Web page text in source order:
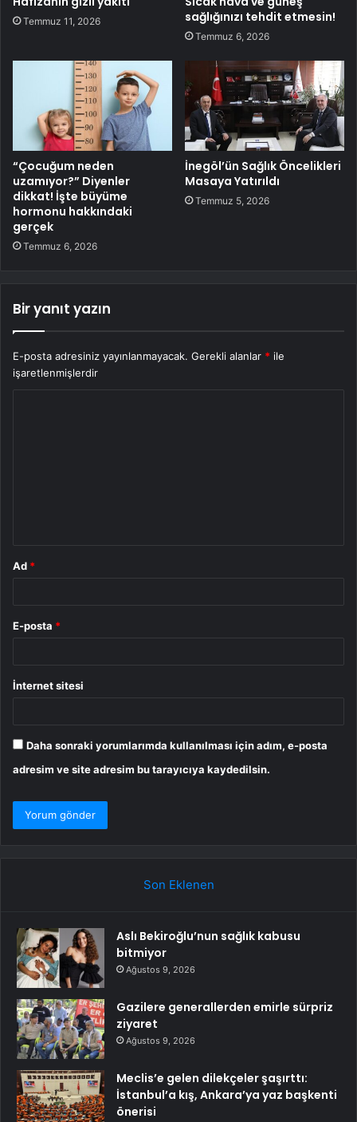
Temmuz 11, 2026
sağlığınızı tehdit etmesin!
Temmuz 6, 2026
“Çocuğum neden
uzamıyor?” Diyenler
dikkat! İşte büyüme
hormonu hakkındaki
gerçek
Temmuz 6, 2026
İnegöl’ün Sağlık Öncelikleri
Masaya Yatırıldı
Temmuz 5, 2026
Bir yanıt yazın
E-posta adresiniz yayınlanmayacak. Gerekli alanlar * ile
işaretlenmişlerdir
Ad *
E-posta *
İnternet sitesi
Daha sonraki yorumlarımda kullanılması için adım, e-posta
adresim ve site adresim bu tarayıcıya kaydedilsin.
Son Eklenen
Aslı Bekiroğlu’nun sağlık kabusu
bitmiyor
Ağustos 9, 2026
Gazilere generallerden emirle sürpriz
ziyaret
Ağustos 9, 2026
Meclis’e gelen dilekçeler şaşırttı:
İstanbul’a kış, Ankara’ya yaz başkenti
önerisi